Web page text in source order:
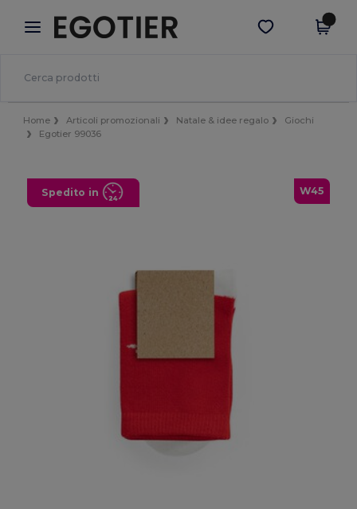
× App Egotier
Prezzi migliori sull'app!
Scarica app
Home Articoli promozionali Natale & idee regalo
Giochi
Egotier 99036
W45
Spedito in